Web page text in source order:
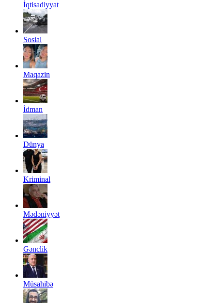
İqtisadiyyat
Sosial
Maqazin
İdman
Dünya
Kriminal
Mədəniyyət
Gənclik
Müsahibə